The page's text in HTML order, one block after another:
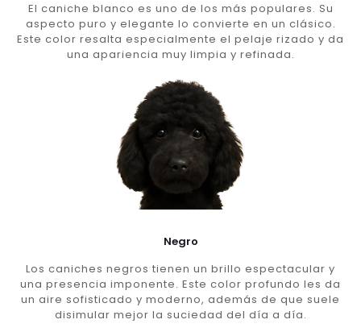
El caniche blanco es uno de los más populares. Su
aspecto puro y elegante lo convierte en un clásico.
Este color resalta especialmente el pelaje rizado y da
una apariencia muy limpia y refinada.
Negro
Los caniches negros tienen un brillo espectacular y
una presencia imponente. Este color profundo les da
un aire sofisticado y moderno, además de que suele
disimular mejor la suciedad del día a día.